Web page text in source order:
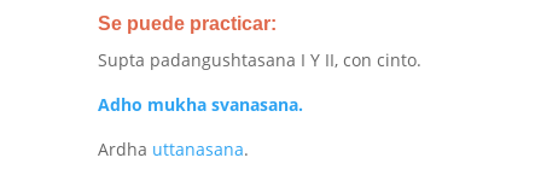
Sepuede practicar:
Supta padangushtasana I Y II, con cinto.
Adho mukha svanasana.
Ardha uttanasana.